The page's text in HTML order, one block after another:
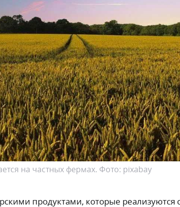
на частных фермах. Фото: pixabay
продуктами, которые реализуются